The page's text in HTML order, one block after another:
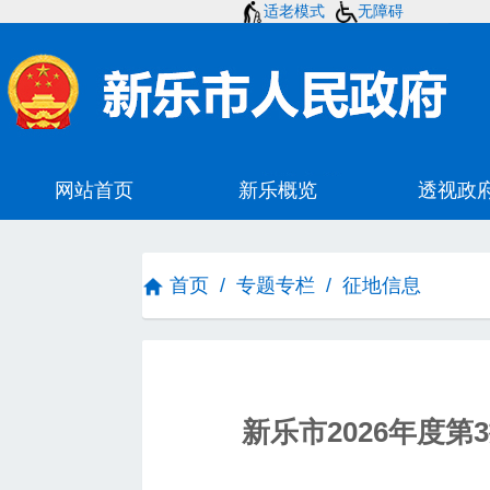
适老模式 无障碍
首页 / 专题专栏 / 征地信息
新乐市2026年度第